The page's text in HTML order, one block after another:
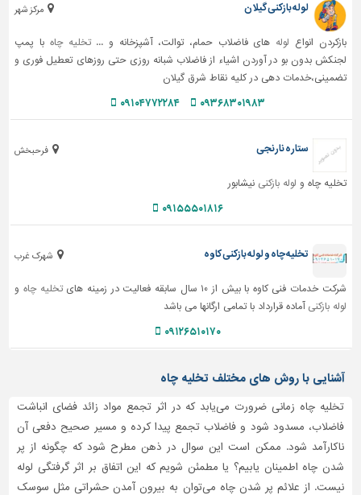
مرکز شهر لوله بازکنی گیلان
بازکردن انواع لوله های فاضلاب حمام، توالت، آشپزخانه و ...تخلیه چاه با پمپ
لجنکش بدون بو در آوردن اشیاء از فاضلاب شبانه روزی حتی روزهای تعطیل فوری و
تضمینی،خدمات دهی در کلیه نقاط شرق گیلان
۰۹۳۶۸۳۰۱۹۸۳ ۰۹۱۰۴۷۷۲۲۸۴
فرحبخش ستاره نارنجی
تخلیه چاه و لوله بازکنی نیشابور
۰۹۱۵۵۵۰۱۸۱۶
شهرک غرب تخلیه چاه و لوله بازکنی کاوه
شرکت خدمات فنی کاوه با بیش از ۱۰ سال سابقه فعالیت در زمینه های تخلیه چاه و
لوله بازکنی آماده قرارداد با تمامی ارگانها می باشد
۰۹۱۲۶۵۱۰۱۷۰
آشنایی با روش های مختلف تخلیه چاه
تخلیه چاه زمانی ضرورت می‌یابد که در اثر تجمع مواد زائد فضای انباشت
فاضلاب، مسدود شود و فاضلاب تجمع پیدا کرده و مسیر صحیح دفعی آن
ناکارآمد شود. ممکن است این سوال در ذهن مطرح شود که چگونه از پر
شدن چاه اطمینان یابیم؟ یا مطمئن شویم که این اتفاق بر اثر گرفتگی لوله
نیست. از علائم پر شدن چاه می‌توان به بیرون آمدن حشراتی مثل سوسک